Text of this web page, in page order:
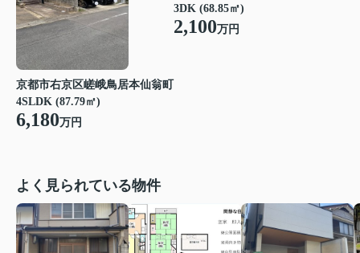
京都市右京区嵯峨鳥居本仙翁町
4SLDK (87.79㎡)
6,180万円
3DK (68.85㎡)
2,100万円
よく見られている物件